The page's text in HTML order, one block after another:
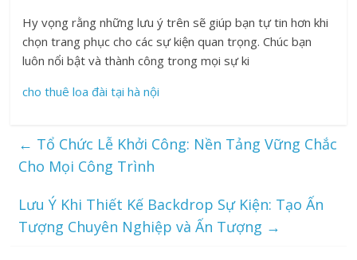
Hy vọng rằng những lưu ý trên sẽ giúp bạn tự tin hơn khi
chọn trang phục cho các sự kiện quan trọng. Chúc bạn
luôn nổi bật và thành công trong mọi sự ki
cho thuê loa đài tại hà nội
← Tổ Chức Lễ Khởi Công: Nền Tảng Vững Chắc
Cho Mọi Công Trình
Lưu Ý Khi Thiết Kế Backdrop Sự Kiện: Tạo Ấn
Tượng Chuyên Nghiệp và Ấn Tượng →